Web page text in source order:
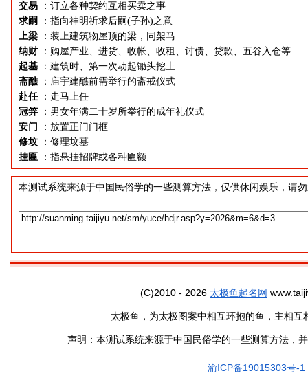
交易
：订立各种契约互相买卖之事
求嗣
：指向神明祈求后嗣(子孙)之意
上梁
：装上建筑物屋顶的梁，同架马
纳财
：购屋产业、进货、收帐、收租、讨债、贷款、五谷入仓等
起基
：建筑时、第一次动起锄头挖土
斋醮 ：庙宇建醮前需举行的斋戒仪式
赴任 ：走马上任
冠笄
：男女年满二十岁所举行的成年礼仪式
安门
：放置正门门框
修坟
：修理坟墓
挂匾
：指悬挂招牌或各种匾额
本测试系统来源于中国民俗学的一些测算方法，仅供休闲娱乐，请
(C)2010 - 2026 太极鱼起名网
太极鱼，为太极图案中相互环抱的鱼，主相
声明：本测试系统来源于中国民俗学的一些测算方法，
渝ICP备19015303号-1